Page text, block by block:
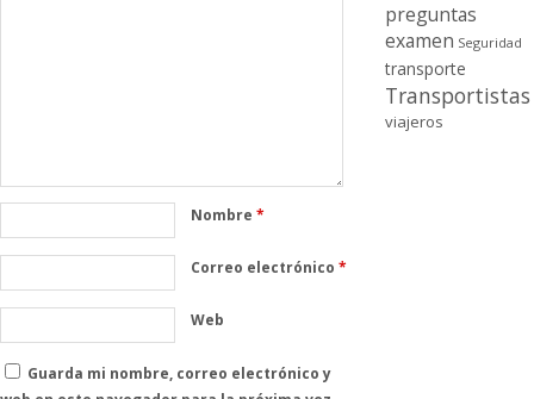
Nombre*
Correo electrónico*
Web
Guarda mi nombre, correo electrónico y
preguntas
examen Seguridad
transporte
Transportistas
viajeros